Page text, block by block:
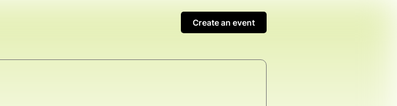
Create an event